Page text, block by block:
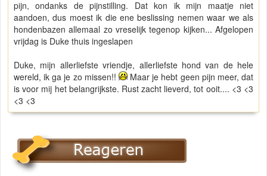
pijn, ondanks de pijnstilling. Dat kon ik mijn maatje niet
aandoen, dus moest ik die ene beslissing nemen waar we als
hondenbazen allemaal zo vreselijk tegenop kijken... Afgelopen
vrijdag is Duke thuis ingeslapen
Duke, mijn allerliefste vriendje, allerliefste hond van de hele
wereld, ik ga je zo missen!!
Maar je hebt geen pijn meer, dat
is voor mij het belangrijkste. Rust zacht lieverd, tot ooit.... <3 <3
<3 <3